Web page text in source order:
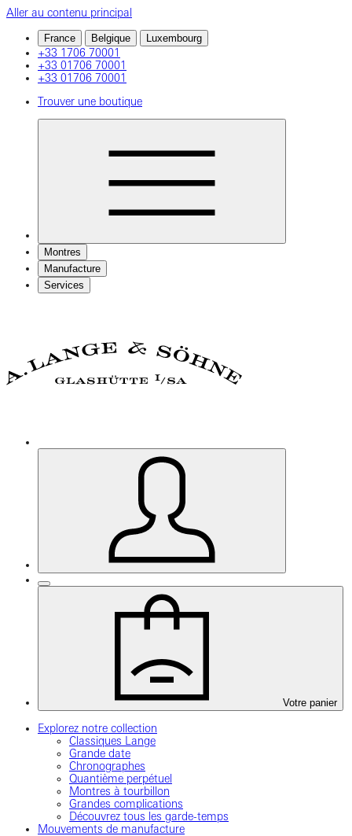
Aller au contenu principal
France Belgique Luxembourg
+33 1706 70001
+33 01706 70001
+33 01706 70001
Trouver une boutique
Montres
Manufacture
Services
Votre panier
Explorez notre collection
Classiques Lange
Grande date
Chronographes
Quantième perpétuel
Montres à tourbillon
Grandes complications
Découvrez tous les garde-temps
Mouvements de manufacture